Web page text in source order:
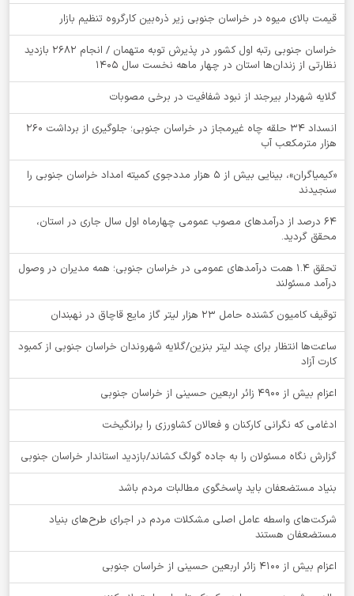
قیمت بالای میوه در خراسان جنوبی زیر ذره‌بین کارگروه تنظیم بازار
خراسان جنوبی رتبه اول کشور در پذیرش توبه متهمان / انجام ۲۶۸۲ بازدید
نظارتی از زندان‌ها استان در چهار ماهه نخست سال 1405
گلایه شهردار بیرجند از نبود شفافیت در برخی مصوبات
انسداد ۳۴ حلقه چاه غیرمجاز در خراسان جنوبی؛ جلوگیری از برداشت ۲۶۰
هزار مترمکعب آب
«کیمیاگران»، بینایی بیش از ۵ هزار مددجوی کمیته امداد خراسان جنوبی را
سنجیدند
64 درصد از درآمدهای مصوب عمومی چهارماه اول سال جاری در استان،
محقق گردید.
تحقق ۱.۴ همت درآمدهای عمومی در خراسان جنوبی؛ همه مدیران در وصول
درآمد مسئولند
توقيف کامیون کشنده حامل 23 هزار لیتر گاز مایع قاچاق در نهبندان
ساعت‌ها انتظار برای چند لیتر بنزین/گلایه شهروندان خراسان جنوبی از کمبود
کارت آزاد
اعزام بیش از 4900 زائر اربعین حسینی از خراسان جنوبی
ادغامی که نگرانی کارکنان و فعالان کشاورزی را برانگیخت
گزارش نگاه مسئولان را به جاده گولگ کشاند/بازدید استاندار خراسان جنوبی
بنیاد مستضعفان باید پاسخگوی مطالبات مردم باشد
شرکت‌های واسطه عامل اصلی مشکلات مردم در اجرای طرح‌های بنیاد
مستضعفان هستند
اعزام بیش از 4100 زائر اربعین حسینی از خراسان جنوبی